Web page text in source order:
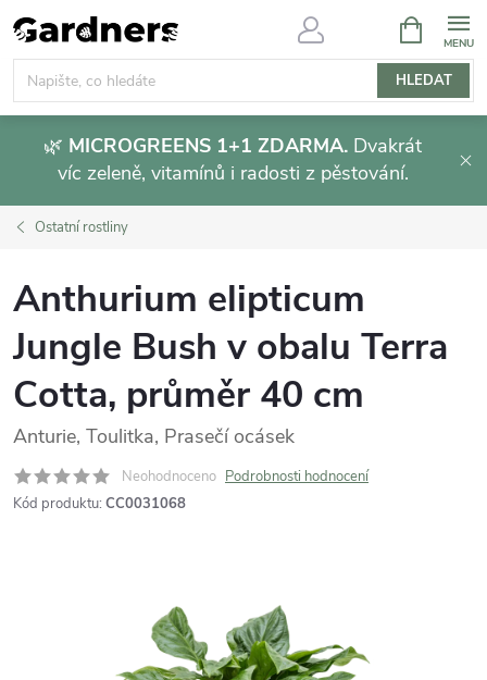
Přejít
na
obsah
HLEDAT
NÁKUPNÍ
KOŠÍK
🌿 MICROGREENS 1+1 ZDARMA. Dvakrát
víc zeleně, vitamínů i radosti z pěstování.
Ostatní rostliny
Anthurium elipticum
Jungle Bush v obalu Terra
Cotta, průměr 40 cm
Anturie, Toulitka, Prasečí ocásek
Neohodnoceno Podrobnosti hodnocení
Kód produktu: CC0031068